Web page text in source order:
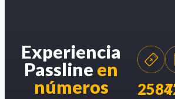
Experiencia
Passline en
números